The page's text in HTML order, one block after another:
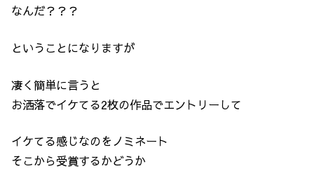
なんだ？？？
ということになりますが
凄く簡単に言うと
お洒落でイケてる2枚の作品でエントリーして
イケてる感じなのをノミネート
そこから受賞するかどうか